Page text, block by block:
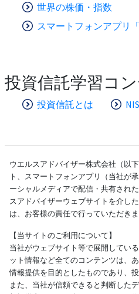
世界の株価・指数
スマートフォンアプリ
投資信託学習コ
投資信託とは
ウエルスアドバイザー株式会社（以
ト、スマートフォンアプリ（当社が
ーシャルメディアで配信・共有され
スアドバイザーウェブサイトを介し
は、お客様の責任で行っていただき
【当サイトのご利用について】
当社がウェブサイト等で展開してい
ット情報など全てのコンテンツは、
情報提供を目的としたものであり、
また、当社が信頼できると判断した